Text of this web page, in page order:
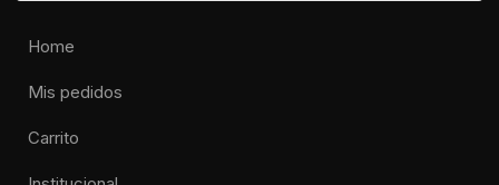
Home
Mis pedidos
Carrito